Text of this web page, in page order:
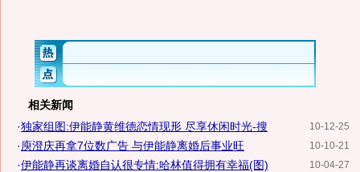
相关新闻
10-12-25
·独家组图:伊能静黄维德恋情现形 尽享休闲时光-搜
10-10-21
·庾澄庆再拿7位数广告 与伊能静离婚后事业旺
10-04-27
·伊能静再谈离婚自认很专情:哈林值得拥有幸福(图)